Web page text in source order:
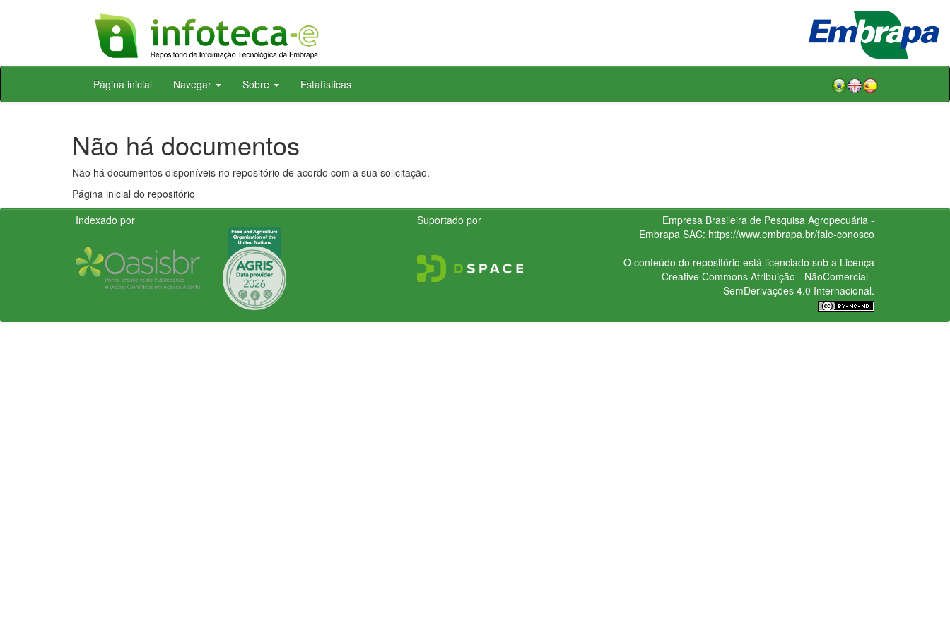
Skip
Página inicial Navegar Sobre Estatísticas
Não há documentos
Não há documentos disponíveis no repositório de acordo com a sua solicitação.
Página inicial do repositório
Indexado por
Suportado por
Empresa Brasileira de Pesquisa Agropecuária -
Embrapa SAC: https://www.embrapa.br/fale-conosco
O conteúdo do repositório está licenciado sob a Licença
Creative CommonsAtribuição - NãoComercial -
SemDerivações 4.0 Internacional.